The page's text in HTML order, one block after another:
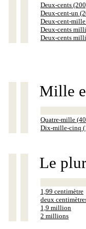
Deux-cents
Deux-cent-un
Deux-cent-
Deux-cents
Deux-cents
Mille
Quatre-mille
Dix-mille-cinq
Le
1,99 centimètre
deux
1,9 million
2 millions